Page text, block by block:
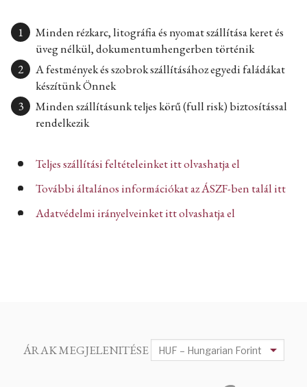
Minden rézkarc, litográfia és nyomat szállítása keret és
üveg nélkül, dokumentumhengerben történik
A festmények és szobrok szállításához egyedi faládákat
készítünk Önnek
Minden szállításunk teljes körű (full risk) biztosítással
rendelkezik
Teljes szállítási feltételeinket itt olvashatja el
További általános információkat az ÁSZF-ben talál itt
Adatvédelmi irányelveinket itt olvashatja el
ÁRAK MEGJELENITÉSE